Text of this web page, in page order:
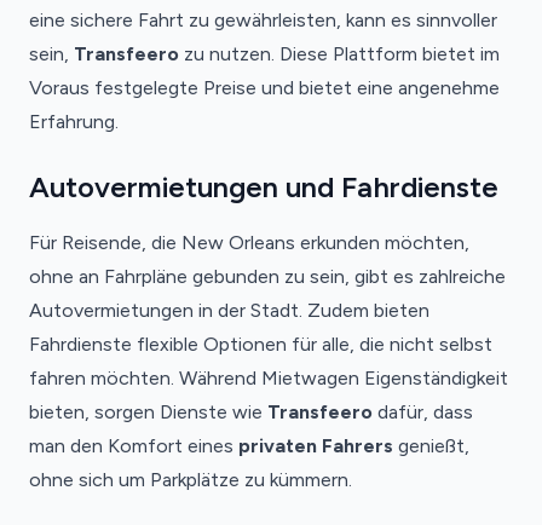
eine sichere Fahrt zu gewährleisten, kann es sinnvoller
sein, Transfeero zu nutzen. Diese Plattform bietet im
Voraus festgelegte Preise und bietet eine angenehme
Erfahrung.
Autovermietungen und Fahrdienste
Für Reisende, die New Orleans erkunden möchten,
ohne an Fahrpläne gebunden zu sein, gibt es zahlreiche
Autovermietungen in der Stadt. Zudem bieten
Fahrdienste flexible Optionen für alle, die nicht selbst
fahren möchten. Während Mietwagen Eigenständigkeit
bieten, sorgen Dienste wie Transfeero dafür, dass
man den Komfort eines privaten Fahrers genießt,
ohne sich um Parkplätze zu kümmern.